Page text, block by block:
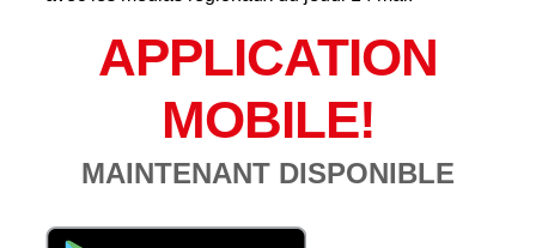
APPLICATION
MOBILE!
MAINTENANT DISPONIBLE